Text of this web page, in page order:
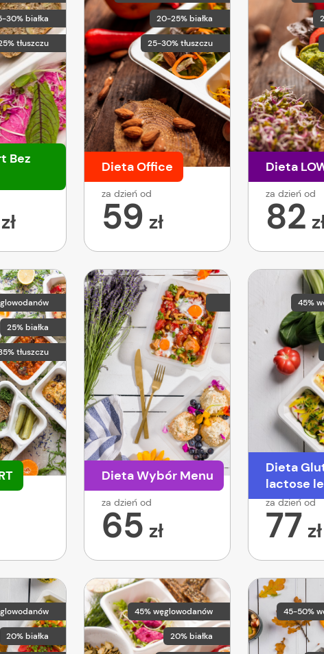
30% białka
tłuszczu
Bez
zł
20-25% białka
25-30% tłuszczu
Dieta Office
za dzień od
59 zł
Dieta
za dzień od
82
25% białka
tłuszczu
Dieta Wybór Menu
za dzień od
65 zł
45%
Dieta
lactose
za dzień od
77 zł
20% białka
45% węglowodanów
20% białka
45-50%